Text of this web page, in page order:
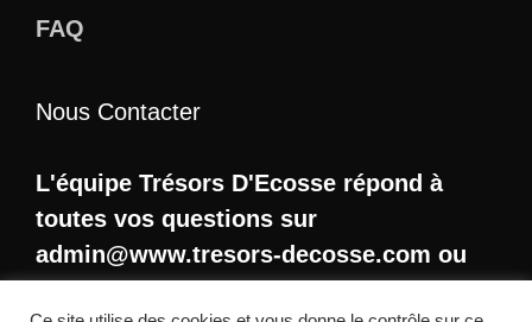
FAQ
Nous Contacter
L'équipe Trésors D'Ecosse répond à
toutes vos questions sur
admin@www.tresors-decosse.com ou
surnotre page contact.